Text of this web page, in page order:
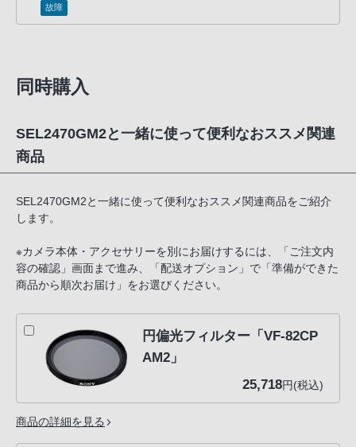
故障
同時購入
SEL2470GM2と一緒に使って便利なおススメ関連
商品
SEL2470GM2と一緒に使って便利なおススメ関連商品をご紹介
します。
※カメラ本体・アクセサリーを別にお届けするには、「ご注文内
容の確認」画面まで進み、「配送オプション」で「準備ができた
商品から順次お届け」をお選びください。
円偏光フィルター「VF-82CP
AM2」
25,718円(税込)
商品の詳細を見る